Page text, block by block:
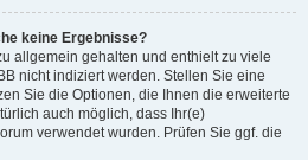
keine Ergebnisse?
allgemein gehalten und enthielt zu viele
nicht indiziert werden. Stellen Sie eine
Sie die Optionen, die Ihnen die erweiterte
auch möglich, dass Ihr(e)
verwendet wurden. Prüfen Sie ggf. die